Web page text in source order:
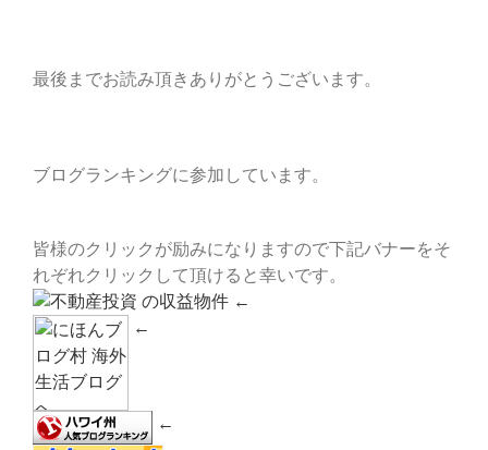
最後までお読み頂きありがとうございます。
ブログランキングに参加しています。
皆様のクリックが励みになりますので下記バナーをそ
れぞれクリックして頂けると幸いです。
←
←
←